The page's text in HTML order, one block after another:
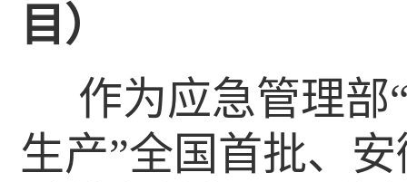
目）
作为应急管理部
生产”全国首批、